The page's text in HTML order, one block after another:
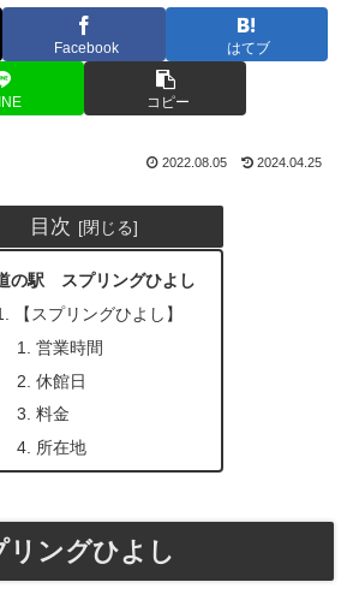
Facebook はてブ
コピー
2022.08.05 2024.04.25
目次
の駅 スプリングひよし
【スプリングひよし】
営業時間
休館日
料金
所在地
ングひよし